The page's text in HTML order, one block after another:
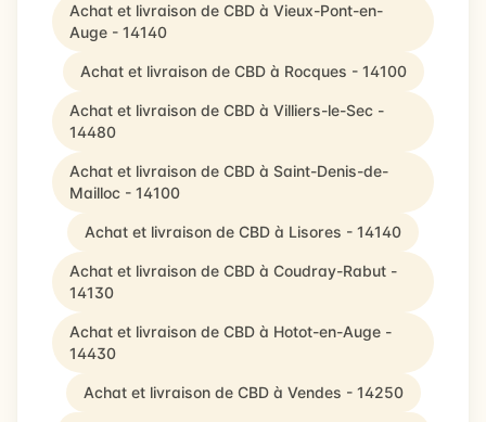
Achat et livraison de CBD à Vieux-Pont-en-
Auge - 14140
Achat et livraison de CBD à Rocques - 14100
Achat et livraison de CBD à Villiers-le-Sec -
14480
Achat et livraison de CBD à Saint-Denis-de-
Mailloc - 14100
Achat et livraison de CBD à Lisores - 14140
Achat et livraison de CBD à Coudray-Rabut -
14130
Achat et livraison de CBD à Hotot-en-Auge -
14430
Achat et livraison de CBD à Vendes - 14250